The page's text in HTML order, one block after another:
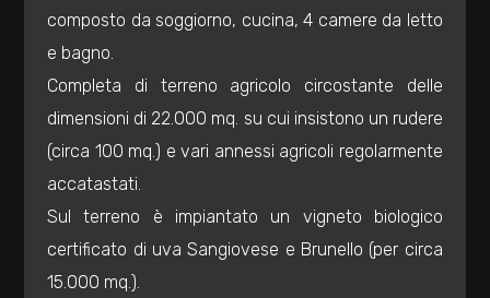
composto da soggiorno, cucina, 4 camere da letto
e bagno.
Completa di terreno agricolo circostante delle
dimensioni di 22.000 mq. su cui insistono un rudere
(circa 100 mq.) e vari annessi agricoli regolarmente
accatastati.
Sul terreno è impiantato un vigneto biologico
certificato di uva Sangiovese e Brunello (per circa
15.000 mq.).
Totale
mq